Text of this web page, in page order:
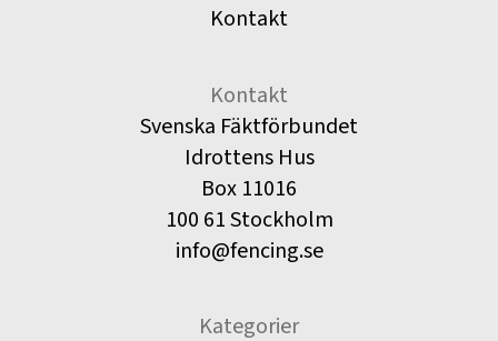
Kontakt
Kontakt
Svenska Fäktförbundet
Idrottens Hus
Box 11016
100 61 Stockholm
info@fencing.se
Kategorier